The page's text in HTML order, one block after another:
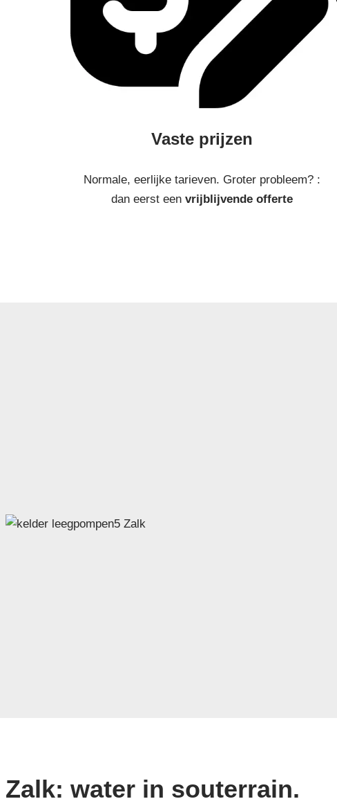
Vaste prijzen
Normale, eerlijke tarieven. Groter probleem? :
dan eerst een vrijblijvende offerte
Zalk: water in souterrain.